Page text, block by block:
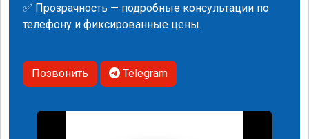
✅ Прозрачность — подробные консультации по
телефону и фиксированные цены.
Позвонить Telegram